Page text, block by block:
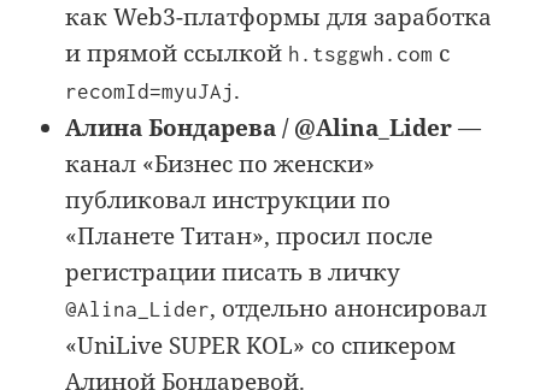
как Web3-платформы для заработка
и прямой ссылкой h.tsggwh.com с
recomId=myuJAj.
Алина Бондарева / @Alina_Lider—
канал «Бизнес по женски»
публиковал инструкции по
«Планете Титан», просил после
регистрации писать в личку
@Alina_Lider, отдельно анонсировал
«UniLive SUPER KOL» со спикером
Алиной Бондаревой.